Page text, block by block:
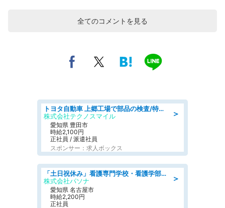
全てのコメントを見る
＞
トヨタ自動車 上郷工場で部品の検査/特典168万/tutumi
株式会社テクノスマイル
愛知県 豊田市
時給2,100円
正社員 / 派遣社員
スポンサー：求人ボックス
＞
「土日祝休み」看護専門学校・看護学部での教員業務/高時給/要資格:保健師、正看護師
株式会社パソナ
愛知県 名古屋市
時給2,200円
正社員